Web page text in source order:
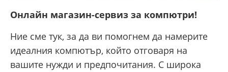
Онлайн магазин-сервиз за компютри!
Ние сме тук, за да ви помогнем да намерите
идеалния компютър, който отговаря на
вашите нужди и предпочитания. С широка